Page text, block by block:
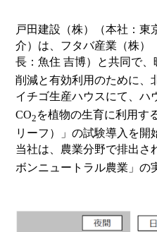
戸田建設（株）（本社：東
介）は、フタバ産業（株）
長：魚住 吉博）と共同で
削減と有効利用のために、
イチゴ生産ハウスにて、ハ
CO2 を植物の生育に利用す
リーフ）」の試験導入を開
当社は、農業分野で排出さ
ボンニュートラル農業」の